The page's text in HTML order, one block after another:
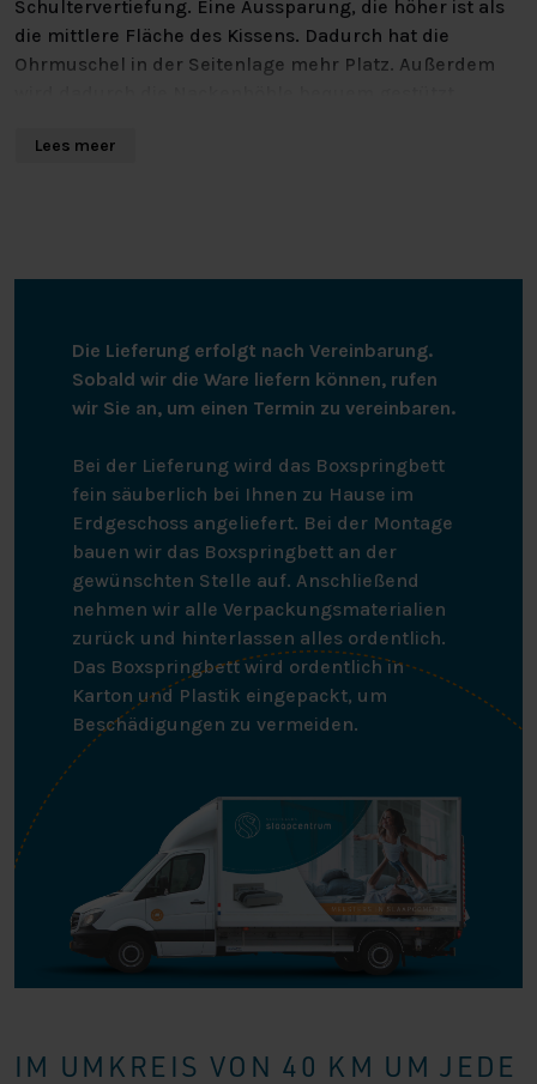
Schultervertiefung. Eine Aussparung, die höher ist als
die mittlere Fläche des Kissens. Dadurch hat die
Ohrmuschel in der Seitenlage mehr Platz. Außerdem
Der Latex an den Schultervertiefungen ist außerdem
Passende Flanell- und Kopfkissenbezüge sind ebenfalls
erhältlich!
Lees meer
Die Lieferung erfolgt nach Vereinbarung.
Sobald wir die Ware liefern können, rufen
wir Sie an, um einen Termin zu vereinbaren.
Bei der Lieferung wird das Boxspringbett
fein säuberlich bei Ihnen zu Hause im
Erdgeschoss angeliefert. Bei der Montage
bauen wir das Boxspringbett an der
gewünschten Stelle auf. Anschließend
nehmen wir alle Verpackungsmaterialien
zurück und hinterlassen alles ordentlich.
Das Boxspringbett wird ordentlich in
Karton und Plastik eingepackt, um
Beschädigungen zu vermeiden.
IM UMKREIS VON 40 KM UM JEDE